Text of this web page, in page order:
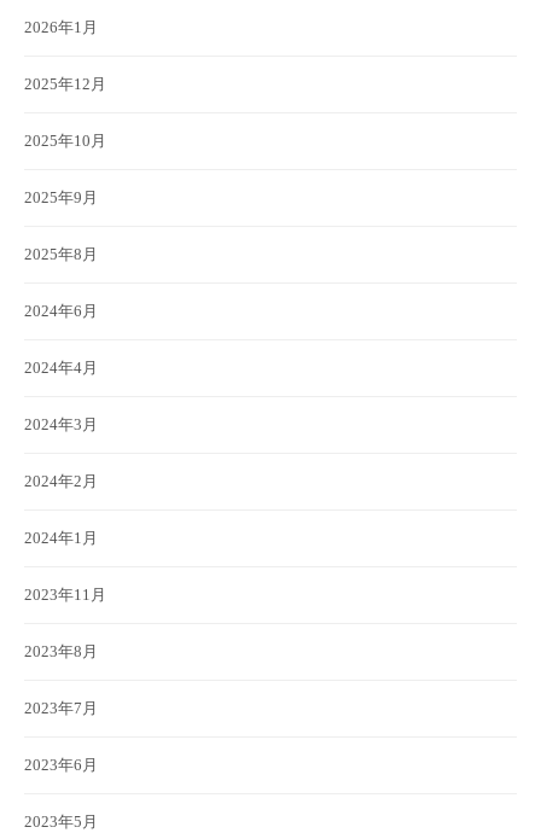
2026年1月
2025年12月
2025年10月
2025年9月
2025年8月
2024年6月
2024年4月
2024年3月
2024年2月
2024年1月
2023年11月
2023年8月
2023年7月
2023年6月
2023年5月